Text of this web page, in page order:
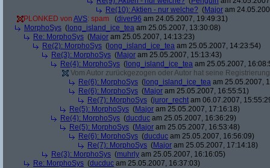
Re(10): Aktien - nur welche? (Major am
PLONKED von AVS: spam (diver96 am 24.05.2007, 19:49:31)
MorphoSys ( long_island_ice_tea am 25.05.2007, 13:30:08)
Re: MorphoSys (Major am 25.05.2007, 14:13:23)
Re(2): MorphoSys ( long_island_ice_tea am 25.05.2007, 14:23:54)
Re(3): MorphoSys (Major am 25.05.2007, 15:13:43)
Re(4): MorphoSys ( long_island_ice_tea am 25.05.2007,
Vom Autor zurückgezogen oder Autor hat seine
Re(6): MorphoSys ( long_island_ice_tea am 25.05.2007,
Re(6): MorphoSys (Major am 25.05.2007, 16:55:51)
Re(7): MorphoSys (juror_recht am 06.07.2007,
Re(5): MorphoSys (Major am 25.05.2007, 17:16:18)
Re(4): MorphoSys (ducduc am 25.05.2007, 16:36:29)
Re(5): MorphoSys (Major am 25.05.2007, 16:53:48)
Re(6): MorphoSys (ducduc am 25.05.2007, 16:56:09)
Re(7): MorphoSys (Major am 25.05.2007, 17:14:18)
Re(3): MorphoSys (muhrly am 25.05.2007, 16:16:05)
Re: MorphoSys (ducduc am 25.05.2007, 16:37:03)